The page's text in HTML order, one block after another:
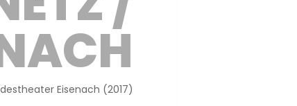
Eisenach (2017)